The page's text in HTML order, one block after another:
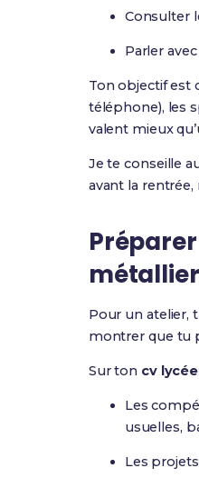
Consulter
Parler
Ton objectif est
téléphone), les
valent mieux
Je te conseille
avant la
Pour un atelier,
montrer que tu
Sur ton cv
Les
usuelles,
Les